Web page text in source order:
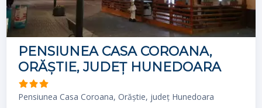
PENSIUNEA CASA COROANA,
ORĂȘTIE, JUDEȚ HUNEDOARA
Pensiunea Casa Coroana, Orăștie, județ Hunedoara